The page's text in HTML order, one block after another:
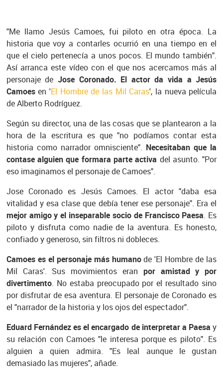
"Me llamo Jesús Camoes, fui piloto en otra época. La
historia que voy a contarles ocurrió en una tiempo en el
que el cielo pertenecía a unos pocos. El mundo también".
Así arranca este vídeo con el que nos acercamos más al
personaje de Jose Coronado. El actor da vida a Jesús
Camoesen 'El Hombre de las Mil Caras', la nueva película
de Alberto Rodríguez.
Según su director, una de las cosas que se plantearon a la
hora de la escritura es que "no podíamos contar esta
historia como narrador omnisciente". Necesitaban que la
contase alguien que formara parte activa del asunto. "Por
eso imaginamos el personaje de Camoes".
Jose Coronado es Jesús Camoes. El actor "daba esa
vitalidad y esa clase que debía tener ese personaje". Era el
mejor amigo y el inseparable socio de Francisco Paesa. Es
piloto y disfruta como nadie de la aventura. Es honesto,
confiado y generoso, sin filtros ni dobleces.
Camoes es el personaje más humanode 'El Hombre de las
Mil Caras'. Sus movimientos eran por amistad y por
divertimento. No estaba preocupado por el resultado sino
por disfrutar de esa aventura. El personaje de Coronado es
el "narrador de la historia y los ojos del espectador".
Eduard Fernández es el encargado de interpretar a Paesa y
su relación con Camoes "le interesa porque es piloto". Es
alguien a quien admira. "Es leal aunque le gustan
demasiado las mujeres", añade.